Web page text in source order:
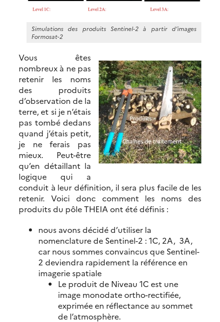
Simulations des produits Sentinel-2 à partir d’images
Formosat-2
Vous êtes
nombreux à ne pas
retenir les noms
des produits
d’observation de la
terre, et si je n’étais
pas tombé dedans
quand j’étais petit,
je ne ferais pas
mieux. Peut-être
qu’en détaillant la
logique qui a
conduit à leur définition, il sera plus facile de les
retenir. Voici donc comment les noms des
produits du pôle THEIA ont été définis :
nous avons décidé d’utiliser la
nomenclature de Sentinel-2 : 1C, 2A, 3A,
car nous sommes convaincus que Sentinel-
2 deviendra rapidement la référence en
imagerie spatiale
Le produit de Niveau 1C est une
image monodate ortho-rectifiée,
exprimée en réflectance au sommet
de l’atmosphère.